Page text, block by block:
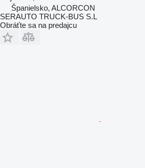
Španielsko, ALCORCON
SERAUTO TRUCK-BUS S.L
Obráťte sa na predajcu